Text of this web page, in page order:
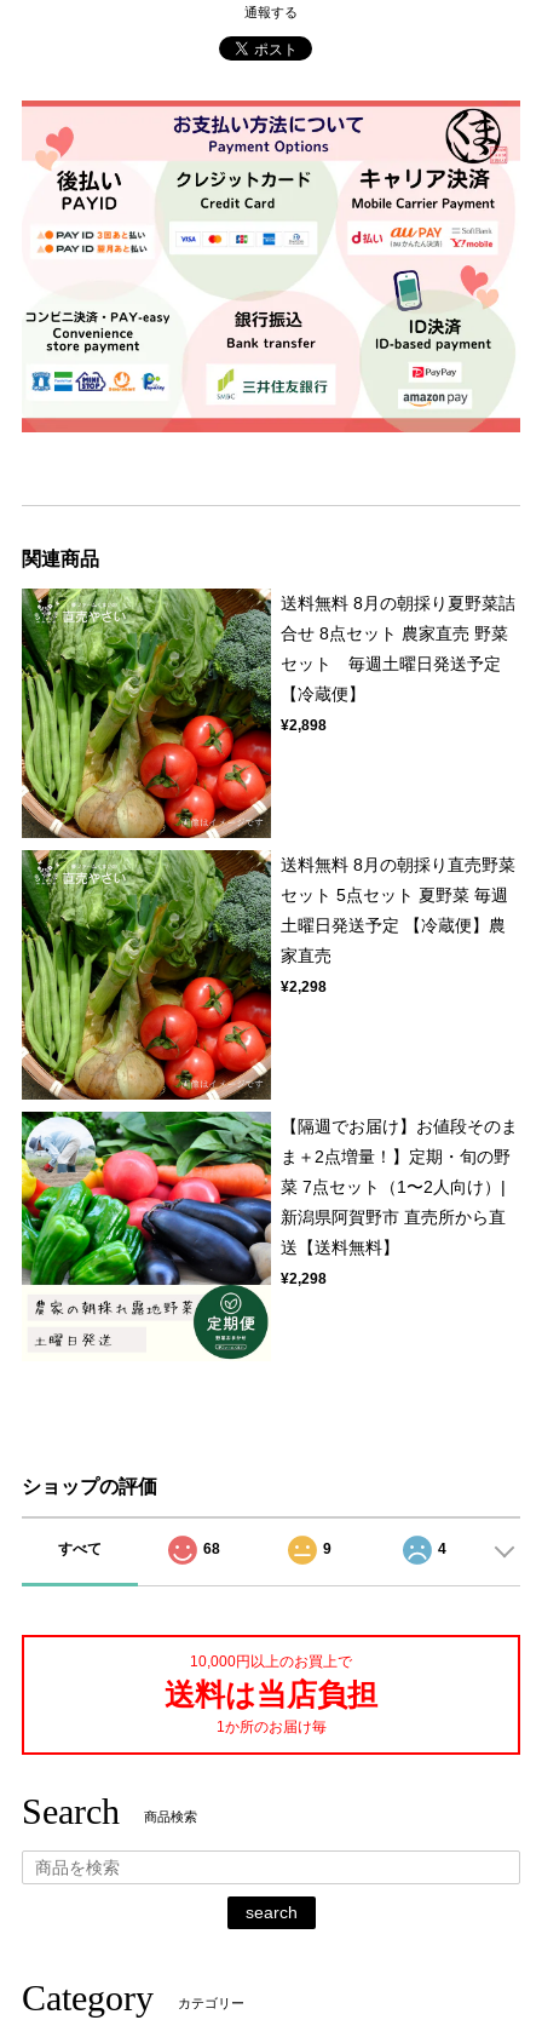
通報する
関連商品
送料無料 8月の朝採り夏野菜詰
合せ 8点セット 農家直売 野菜
セット 毎週土曜日発送予定
【冷蔵便】
¥2,898
送料無料 8月の朝採り直売野菜
セット 5点セット 夏野菜 毎週
土曜日発送予定 【冷蔵便】農
家直売
¥2,298
【隔週でお届け】お値段そのま
ま＋2点増量！】定期・旬の野
菜 7点セット（1〜2人向け）|
新潟県阿賀野市 直売所から直
送【送料無料】
¥2,298
ショップの評価
すべて 68 9 4
10,000円以上のお買上で
送料は当店負担
1か所のお届け毎
Search 商品検索
search
Category カテゴリー